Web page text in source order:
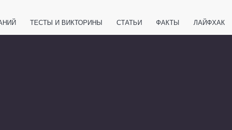
ТЕСТЫ И ВИКТОРИНЫ СТАТЬИ ФАКТЫ ЛАЙФХАК